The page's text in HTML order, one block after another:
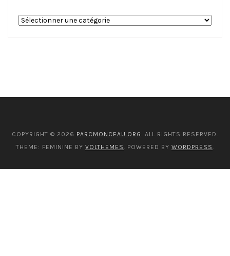
COPYRIGHT © 2026 PARCMONCEAU.ORG. ALL RIGHTS RESERVED.
THEME: FEMININE BY VOLTHEMES. POWERED BY WORDPRESS.